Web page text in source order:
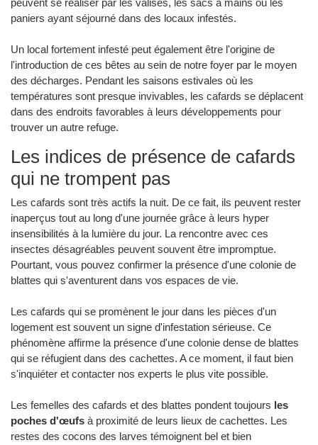
paniers ayant séjourné dans des locaux infestés.
Un local fortement infesté peut également être l'origine de
l'introduction de ces bêtes au sein de notre foyer par le moyen
des décharges. Pendant les saisons estivales où les
températures sont presque invivables, les cafards se déplacent
dans des endroits favorables à leurs développements pour
trouver un autre refuge.
Les indices de présence de cafards
qui ne trompent pas
Les cafards sont très actifs la nuit. De ce fait, ils peuvent rester
inaperçus tout au long d'une journée grâce à leurs hyper
insensibilités à la lumière du jour. La rencontre avec ces
insectes désagréables peuvent souvent être impromptue.
Pourtant, vous pouvez confirmer la présence d'une colonie de
blattes qui s'aventurent dans vos espaces de vie.
Les cafards qui se promènent le jour dans les pièces d'un
logement est souvent un signe d'infestation sérieuse. Ce
phénomène affirme la présence d'une colonie dense de blattes
qui se réfugient dans des cachettes. A ce moment, il faut bien
s'inquiéter et contacter nos experts le plus vite possible.
Les femelles des cafards et des blattes pondent toujours les
poches d'œufs à proximité de leurs lieux de cachettes. Les
restes des cocons des larves témoignent bel et bien